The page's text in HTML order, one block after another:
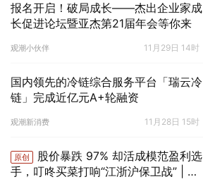
报名开启！破局成长——杰出企业家成
长促进论坛暨亚杰第21届年会等你来
观潮小伙伴 11月29日 14时
国内领先的冷链综合服务平台「瑞云冷
链」完成近亿元A+轮融资
观潮新消费 11月28日 15时
原创
股价暴跌 97% 却活成模范盈利选
手，叮咚买菜打响“江浙沪保卫战” | 国